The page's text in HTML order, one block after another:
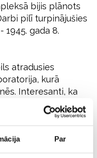
Par
bijis plānots
pilī turpinājušies
1945. gada 8.
atradusies
kurā
Interesanti, ka
Polijas
stacijas
sākumā nacistu